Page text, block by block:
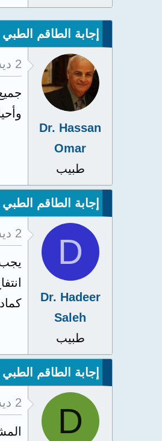
إجابة الطاقم الطبي
Dr. Hassan
Omar
طبيب
2 ديسمبر 2019
إجابة الطاقم الطبي
D
Dr. Hadeer
Saleh
طبيب
2 ديسمبر 2019
إجابة الطاقم الطبي
D 2 ديسمبر 2019